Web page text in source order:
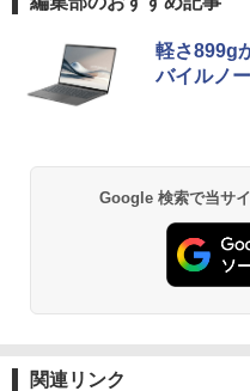
軽さ899g
バイルノ
Google 検索で当サ
関連リンク